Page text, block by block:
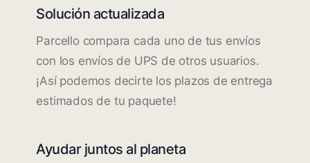
Solución actualizada
Parcello compara cada uno de tus envíos
con los envíos de UPS de otros usuarios.
¡Así podemos decirte los plazos de entrega
estimados de tu paquete!
Ayudar juntos al planeta